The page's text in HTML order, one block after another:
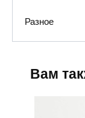
Разное
Вам